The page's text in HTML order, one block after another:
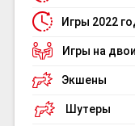
Игры 2022
Игры на
Экшены
Шутеры